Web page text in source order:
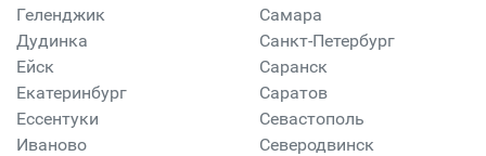
Геленджик
Дудинка
Ейск
Екатеринбург
Ессентуки
Иваново
Самара
Санкт-Петербург
Саранск
Саратов
Севастополь
Северодвинск